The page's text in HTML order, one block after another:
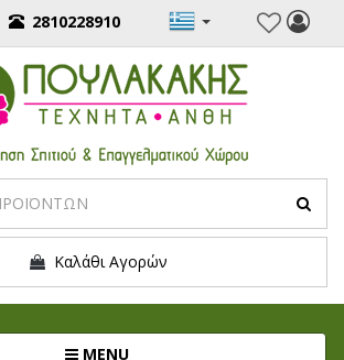
2810228910
Καλάθι Αγορών
MENUToggle navigation